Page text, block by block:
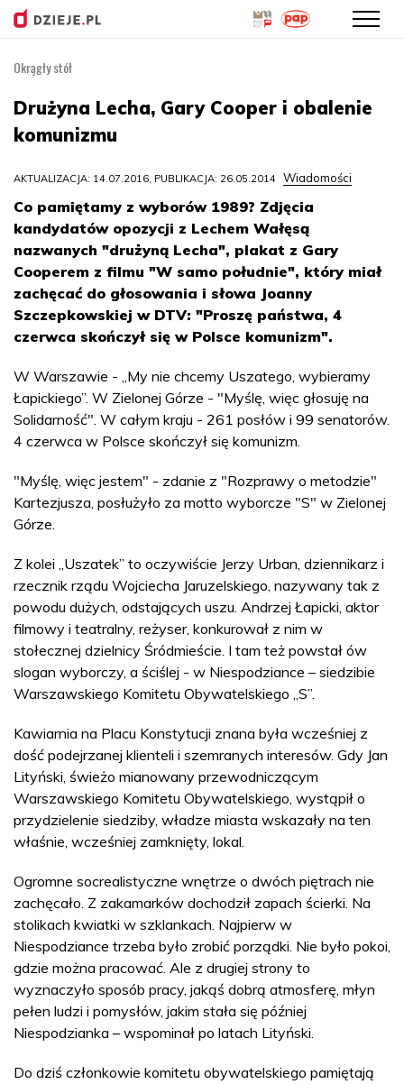
treści
Okrągły stół
Drużyna Lecha, Gary Cooper i obalenie
komunizmu
AKTUALIZACJA: 14.07.2016, PUBLIKACJA: 26.05.2014 Wiadomości
Co pamiętamy z wyborów 1989? Zdjęcia
kandydatów opozycji z Lechem Wałęsą
nazwanych "drużyną Lecha", plakat z Gary
Cooperem z filmu "W samo południe", który miał
zachęcać do głosowania i słowa Joanny
Szczepkowskiej w DTV: "Proszę państwa, 4
czerwca skończył się w Polsce komunizm".
W Warszawie - „My nie chcemy Uszatego, wybieramy
Łapickiego”. W Zielonej Górze - "Myślę, więc głosuję na
Solidarność". W całym kraju - 261 posłów i 99 senatorów.
4 czerwca w Polsce skończył się komunizm.
"Myślę, więc jestem" - zdanie z "Rozprawy o metodzie"
Kartezjusza, posłużyło za motto wyborcze "S" w Zielonej
Górze.
Z kolei „Uszatek” to oczywiście Jerzy Urban, dziennikarz i
rzecznik rządu Wojciecha Jaruzelskiego, nazywany tak z
powodu dużych, odstających uszu. Andrzej Łapicki, aktor
filmowy i teatralny, reżyser, konkurował z nim w
stołecznej dzielnicy Śródmieście. I tam też powstał ów
slogan wyborczy, a ściślej - w Niespodziance – siedzibie
Warszawskiego Komitetu Obywatelskiego „S”.
Kawiarnia na Placu Konstytucji znana była wcześniej z
dość podejrzanej klienteli i szemranych interesów. Gdy Jan
Lityński, świeżo mianowany przewodniczącym
Warszawskiego Komitetu Obywatelskiego, wystąpił o
przydzielenie siedziby, władze miasta wskazały na ten
właśnie, wcześniej zamknięty, lokal.
Ogromne socrealistyczne wnętrze o dwóch piętrach nie
zachęcało. Z zakamarków dochodził zapach ścierki. Na
stolikach kwiatki w szklankach. Najpierw w
Niespodziance trzeba było zrobić porządki. Nie było pokoi,
gdzie można pracować. Ale z drugiej strony to
wyznaczyło sposób pracy, jakąś dobrą atmosferę, młyn
pełen ludzi i pomysłów, jakim stała się później
Niespodzianka – wspominał po latach Lityński.
Do dziś członkowie komitetu obywatelskiego pamiętają